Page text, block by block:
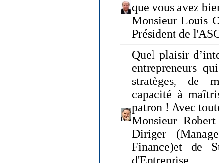
que vous avez
Monsieur Louis
Président de
Quel plaisir
entrepreneurs
stratèges, de
capacité à
patron ! Avec
Monsieur
Diriger
Finance)et de